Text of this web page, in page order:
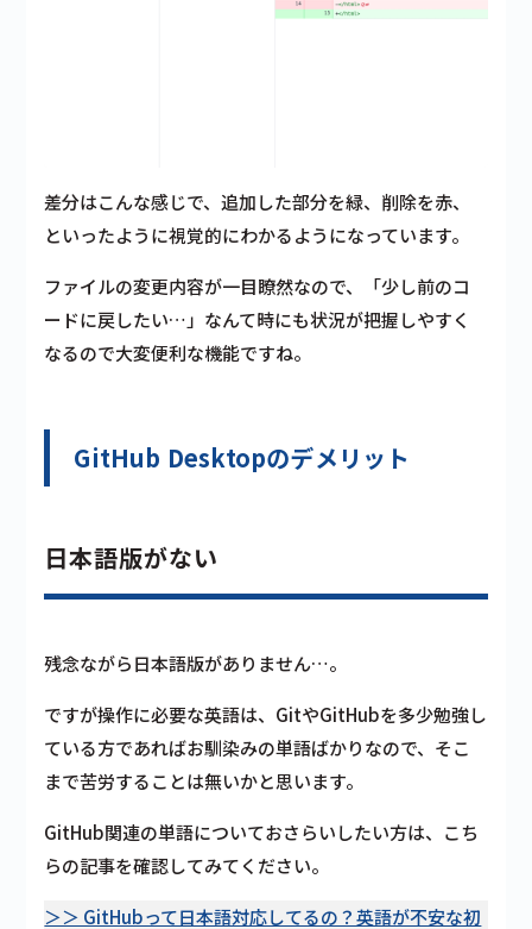
差分はこんな感じで、追加した部分を緑、削除を赤、
といったように視覚的にわかるようになっています。
ファイルの変更内容が一目瞭然なので、「少し前のコ
ードに戻したい…」なんて時にも状況が把握しやすく
なるので大変便利な機能ですね。
GitHub Desktopのデメリット
日本語版がない
残念ながら日本語版がありません…。
ですが操作に必要な英語は、GitやGitHubを多少勉強し
ている方であればお馴染みの単語ばかりなので、そこ
まで苦労することは無いかと思います。
GitHub関連の単語についておさらいしたい方は、こち
らの記事を確認してみてください。
＞＞ GitHubって日本語対応してるの？英語が不安な初